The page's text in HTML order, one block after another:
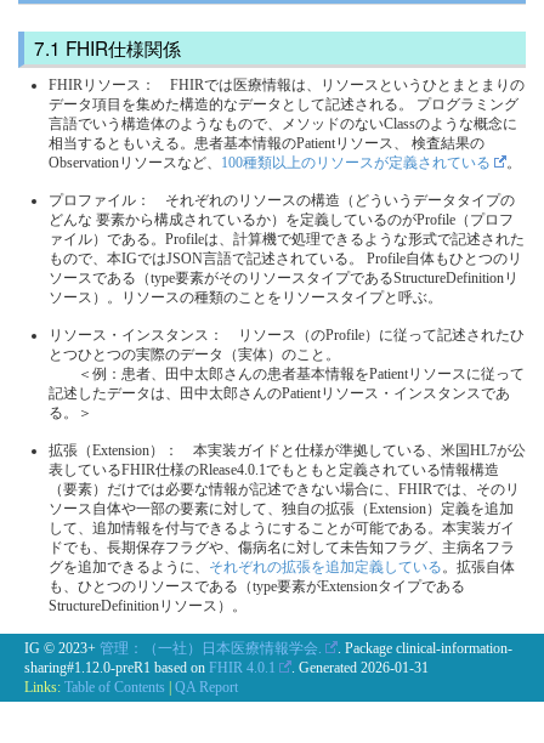
FHIR仕様関係
FHIRリソース： FHIRでは医療情報は、リソースというひとまとまりの
データ項目を集めた構造的なデータとして記述される。 プログラミング
言語でいう構造体のようなもので、メソッドのないClassのような概念に
相当するともいえる。患者基本情報のPatientリソース、 検査結果の
Observationリソースなど、 100種類以上のリソースが定義されている 。
プロファイル： それぞれのリソースの構造（どういうデータタイプの
どんな 要素から構成されているか）を定義しているのがProfile（プロフ
ァイル）である。Profileは、計算機で処理できるような形式で記述された
もので、本IGではJSON言語で記述されている。 Profile自体もひとつのリ
ソースである（type要素がそのリソースタイプであるStructureDefinitionリ
ソース）。リソースの種類のことをリソースタイプと呼ぶ。
リソース・インスタンス： リソース（のProfile）に従って記述されたひ
とつひとつの実際のデータ（実体）のこと。
＜例：患者、田中太郎さんの患者基本情報をPatientリソースに従って
記述したデータは、田中太郎さんのPatientリソース・インスタンスであ
る。＞
拡張（Extension）： 本実装ガイドと仕様が準拠している、米国HL7が公
表しているFHIR仕様のRlease4.0.1でもともと定義されている情報構造
（要素）だけでは必要な情報が記述できない場合に、FHIRでは、そのリ
ソース自体や一部の要素に対して、独自の拡張（Extension）定義を追加
して、追加情報を付与できるようにすることが可能である。本実装ガイ
ドでも、長期保存フラグや、傷病名に対して未告知フラグ、主病名フラ
グを追加できるように、 それぞれの拡張を追加定義している。拡張自体
も、ひとつのリソースである（type要素がExtensionタイプである
StructureDefinitionリソース）。
IG © 2023+ 管理：（一社）日本医療情報学会.
. Package clinical-information-
sharing#1.12.0-preR1 based on FHIR 4.0.1 . Generated 2026-01-31
Links: Table of Contents QA Report